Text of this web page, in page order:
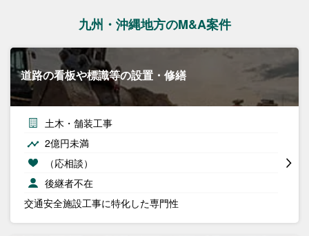
九州・沖縄地方のM&A案件
道路の看板や標識等の設置・修繕
土木・舗装工事
2億円未満
（応相談）
後継者不在
交通安全施設工事に特化した専門性